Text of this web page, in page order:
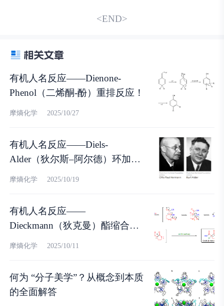
<END>
有机人名反应——Dienone-
Phenol（二烯酮-酚）重排反应！
摩熵化学 2025/10/27
有机人名反应——Diels-
Alder（狄尔斯–阿尔德）环加成
反应！
摩熵化学 2025/10/19
有机人名反应——
Dieckmann（狄克曼）酯缩合反
应！
摩熵化学 2025/10/11
何为 “分子美学”？从概念到本质
的全面解答